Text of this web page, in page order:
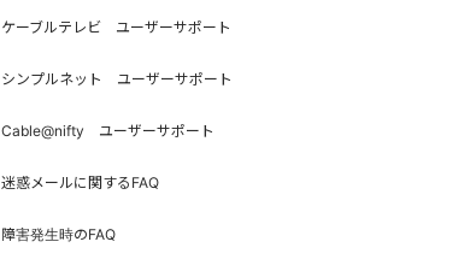
ケーブルテレビ ユーザーサポート
シンプルネット ユーザーサポート
Cable@nifty ユーザーサポート
迷惑メールに関するFAQ
障害発生時のFAQ